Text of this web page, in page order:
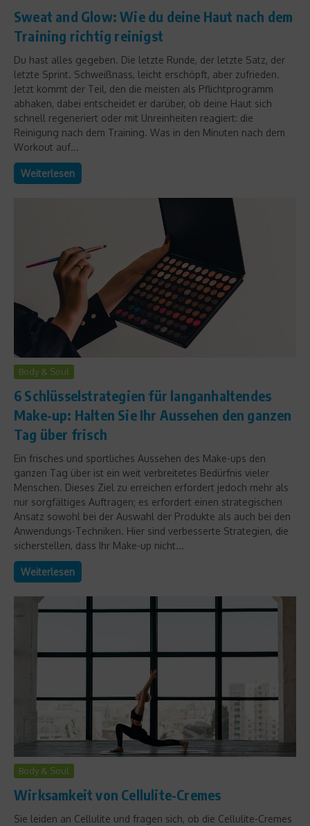
Sweat and Glow: Wie du deine Haut nach dem
Training richtig reinigst
Du hast alles gegeben. Die letzte Runde, der letzte Satz, der
letzte Sprint. Schweißnass, leicht erschöpft, aber zufrieden.
Jetzt kommt der Teil, den die meisten als Pflichtprogramm
abhaken, dabei entscheidet er darüber, ob deine Haut sich
schnell regeneriert oder mit Unreinheiten reagiert: die
Reinigung nach dem Training. Was in den Minuten nach dem
Workout auf...
Weiterlesen
Body & Soul
6 Schlüsselstrategien für langanhaltendes
Make-up: Halten Sie Ihr Aussehen den ganzen
Tag über frisch
Ein frisches und sportliches Aussehen des Make-ups den
ganzen Tag über ist ein weit verbreitetes Bedürfnis vieler
Menschen. Dieses Ziel zu erreichen erfordert jedoch mehr als
nur sorgfältiges Auftragen; es erfordert einen strategischen
Ansatz sowohl bei der Auswahl der Produkte als auch bei den
Anwendungs-Techniken. Hier sind verbesserte Strategien, die
sicherstellen, dass Ihr Make-up nicht...
Weiterlesen
Body & Soul
Wirksamkeit von Cellulite-Cremes
Sie leiden an Cellulite und fragen sich, ob die Cellulite-Cremes